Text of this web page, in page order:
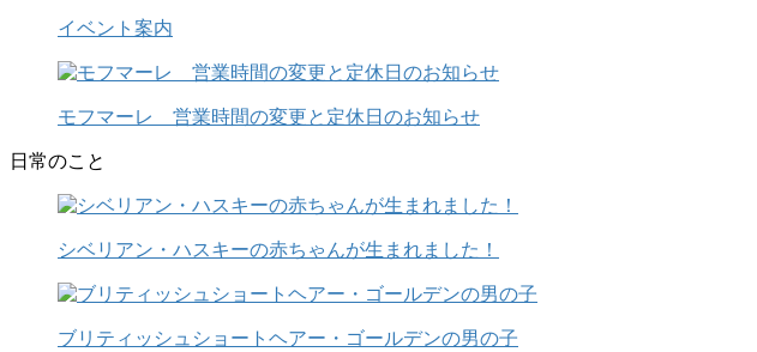
イベント案内
モフマーレ 営業時間の変更と定休日のお知らせ
日常のこと
シベリアン・ハスキーの赤ちゃんが生まれました！
ブリティッシュショートヘアー・ゴールデンの男の子